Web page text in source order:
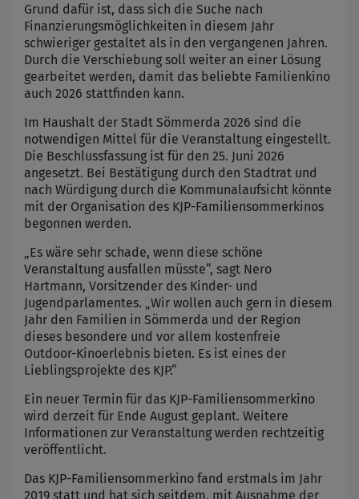
Grund dafür ist, dass sich die Suche nach
Finanzierungsmöglichkeiten in diesem Jahr
schwieriger gestaltet als in den vergangenen Jahren.
Durch die Verschiebung soll weiter an einer Lösung
gearbeitet werden, damit das beliebte Familienkino
auch 2026 stattfinden kann.
Im Haushalt der Stadt Sömmerda 2026 sind die
notwendigen Mittel für die Veranstaltung eingestellt.
Die Beschlussfassung ist für den 25. Juni 2026
angesetzt. Bei Bestätigung durch den Stadtrat und
nach Würdigung durch die Kommunalaufsicht könnte
mit der Organisation des KJP-Familiensommerkinos
begonnen werden.
„Es wäre sehr schade, wenn diese schöne
Veranstaltung ausfallen müsste“, sagt Nero
Hartmann, Vorsitzender des Kinder- und
Jugendparlamentes. „Wir wollen auch gern in diesem
Jahr den Familien in Sömmerda und der Region
dieses besondere und vor allem kostenfreie
Outdoor-Kinoerlebnis bieten. Es ist eines der
Lieblingsprojekte des KJP.“
Ein neuer Termin für das KJP-Familiensommerkino
wird derzeit für Ende August geplant. Weitere
Informationen zur Veranstaltung werden rechtzeitig
veröffentlicht.
Das KJP-Familiensommerkino fand erstmals im Jahr
2019 statt und hat sich seitdem, mit Ausnahme der